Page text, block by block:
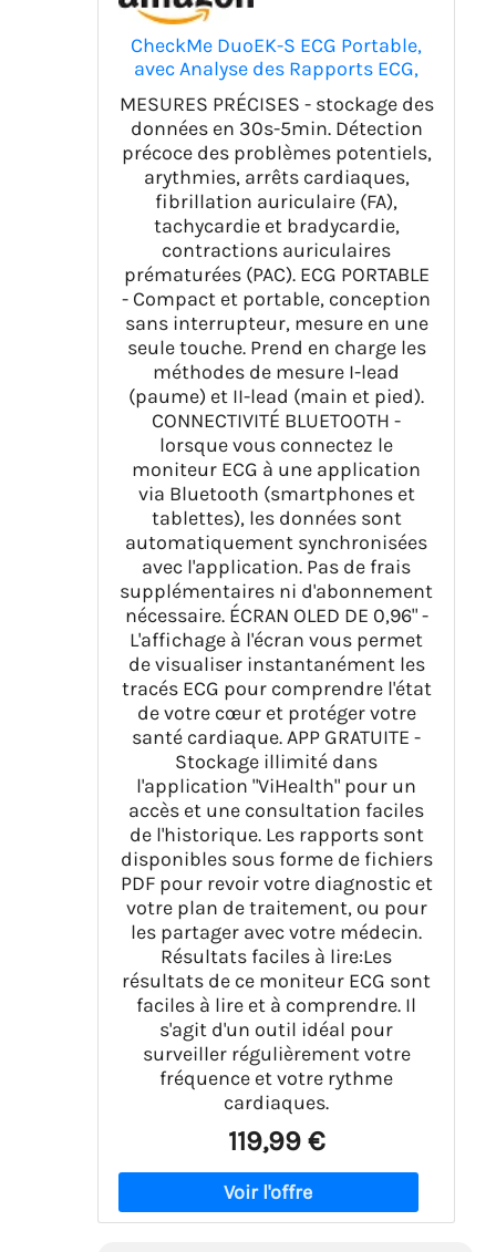
CheckMe DuoEK-S ECG Portable,
avec Analyse des Rapports ECG,
30s - 5 min de Surveillance,
Bluetooth Wireless Moniteur ECG
Portable avec écran OLED 0,96
pouces, APP pour iOS & Android
MESURES PRÉCISES - stockage des
données en 30s-5min. Détection
précoce des problèmes potentiels,
arythmies, arrêts cardiaques,
fibrillation auriculaire (FA),
tachycardie et bradycardie,
contractions auriculaires
prématurées (PAC). ECG PORTABLE
- Compact et portable, conception
sans interrupteur, mesure en une
seule touche. Prend en charge les
méthodes de mesure I-lead
(paume) et II-lead (main et pied).
CONNECTIVITÉ BLUETOOTH -
lorsque vous connectez le
moniteur ECG à une application
via Bluetooth (smartphones et
tablettes), les données sont
automatiquement synchronisées
avec l'application. Pas de frais
supplémentaires ni d'abonnement
nécessaire. ÉCRAN OLED DE 0,96" -
L'affichage à l'écran vous permet
de visualiser instantanément les
tracés ECG pour comprendre l'état
de votre cœur et protéger votre
santé cardiaque. APP GRATUITE -
Stockage illimité dans
l'application "ViHealth" pour un
accès et une consultation faciles
de l'historique. Les rapports sont
disponibles sous forme de fichiers
PDF pour revoir votre diagnostic et
votre plan de traitement, ou pour
les partager avec votre médecin.
Résultats faciles à lire:Les
résultats de ce moniteur ECG sont
faciles à lire et à comprendre. Il
s'agit d'un outil idéal pour
surveiller régulièrement votre
fréquence et votre rythme
cardiaques.
119,99 €